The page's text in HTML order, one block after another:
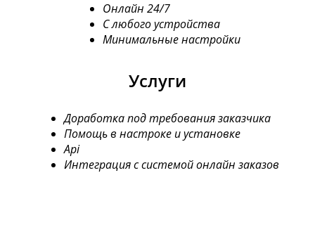
Онлайн 24/7
С любого устройства
Минимальные настройки
Услуги
Доработка под требования заказчика
Помощь в настроке и установке
Api
Интеграция с системой онлайн заказов